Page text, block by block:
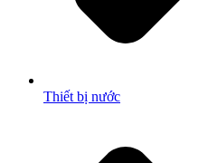
Thiết bị nước